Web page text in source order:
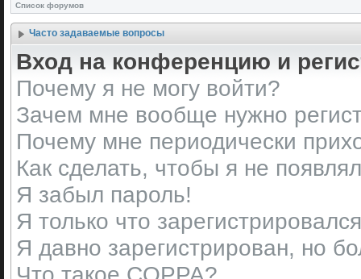
Список форумов
Часто задаваемые вопросы
Вход на конференцию и
Почему я не могу войти?
Зачем мне вообще нужно
Почему мне периодически
Как сделать, чтобы я не
Я забыл пароль!
Я только что
Я давно зарегистрирован, но